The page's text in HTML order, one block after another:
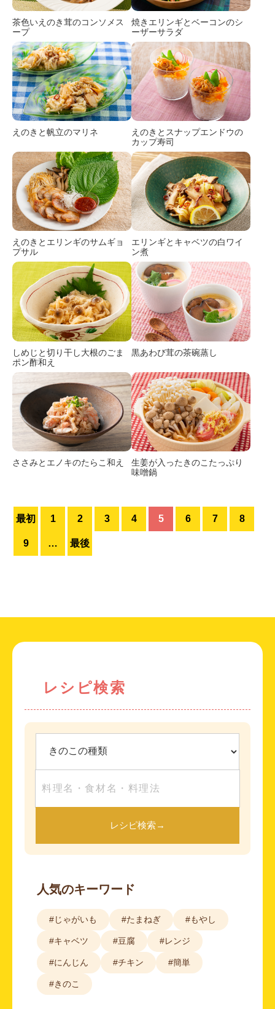
茶色いえのき茸のコンソメス
ープ
焼きエリンギとベーコンのシ
ーザーサラダ
えのきと帆立のマリネ
えのきとスナップエンドウの
カップ寿司
えのきとエリンギのサムギョ
プサル
エリンギとキャベツの白ワイ
ン煮
しめじと切り干し大根のごま
ポン酢和え
黒あわび茸の茶碗蒸し
ささみとエノキのたらこ和え
生姜が入ったきのこたっぷり
味噌鍋
最初 1 2 3 4 5 6 7 8
9 … 最後
レシピ検索
レシピ検索→
人気のキーワード
#じゃがいも #たまねぎ #もやし
#キャベツ #豆腐 #レンジ
#にんじん #チキン #簡単
#きのこ